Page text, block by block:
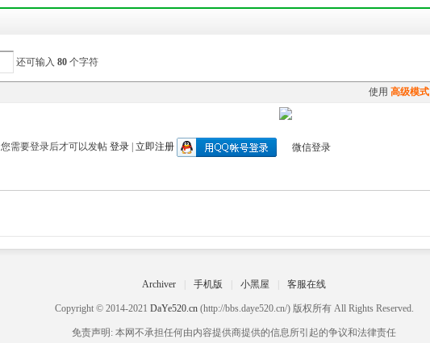
还可输入 80 个字符
使用 高级模式
您需要登录后才可以发帖 登录| 立即注册
Archiver 手机版 小黑屋 客服在线
Copyright © 2014-2021 DaYe520.cn(http://bbs.daye520.cn/) 版权所有 All Rights Reserved.
免责声明: 本网不承担任何由内容提供商提供的信息所引起的争议和法律责任